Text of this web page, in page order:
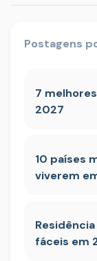
Postagens
7
2027
10 países
viverem
fáceis em